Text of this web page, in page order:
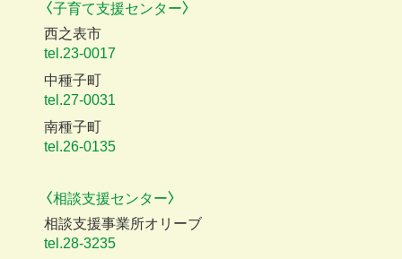
〈子育て支援センター〉
西之表市
tel.23-0017
中種子町
tel.27-0031
南種子町
tel.26-0135
〈相談支援センター〉
相談支援事業所オリーブ
tel.28-3235